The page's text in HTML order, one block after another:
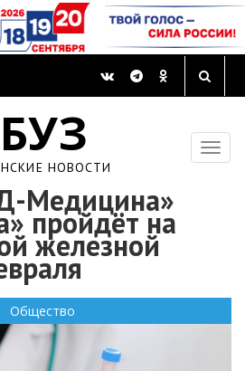
НОВОСТИ
Медицина»
пройдёт на
железной
Общество